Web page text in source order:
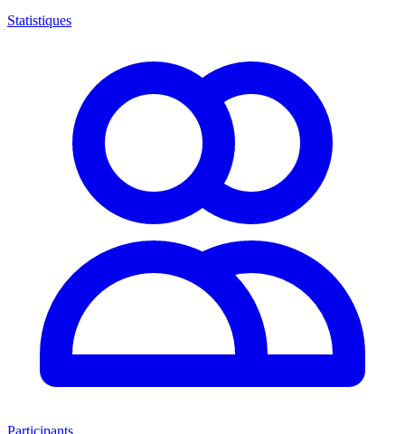
Statistiques
Participants